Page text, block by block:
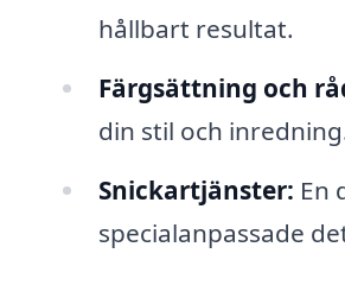
hållbart resultat.
Färgsättning och
din stil och
Snickartjänster: En
specialanpassade